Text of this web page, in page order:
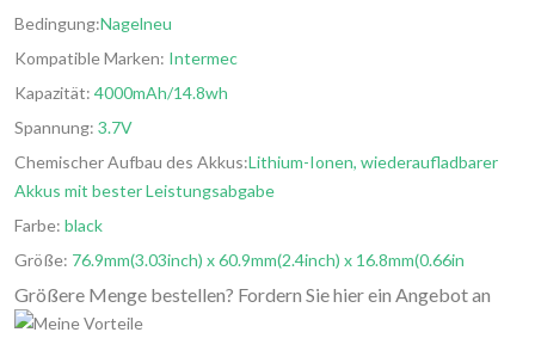
Bedingung:Nagelneu
Kompatible Marken: Intermec
Kapazität: 4000mAh/14.8wh
Spannung: 3.7V
Chemischer Aufbau des Akkus:Lithium-Ionen, wiederaufladbarer
Akkus mit bester Leistungsabgabe
Farbe: black
Größe: 76.9mm(3.03inch) x 60.9mm(2.4inch) x 16.8mm(0.66in
Größere Menge bestellen? Fordern Sie hier ein Angebot an